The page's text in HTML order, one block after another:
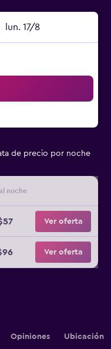
lun. 17/8
de precio por noche
noche
Ver oferta
Ver oferta
Opiniones Ubicación